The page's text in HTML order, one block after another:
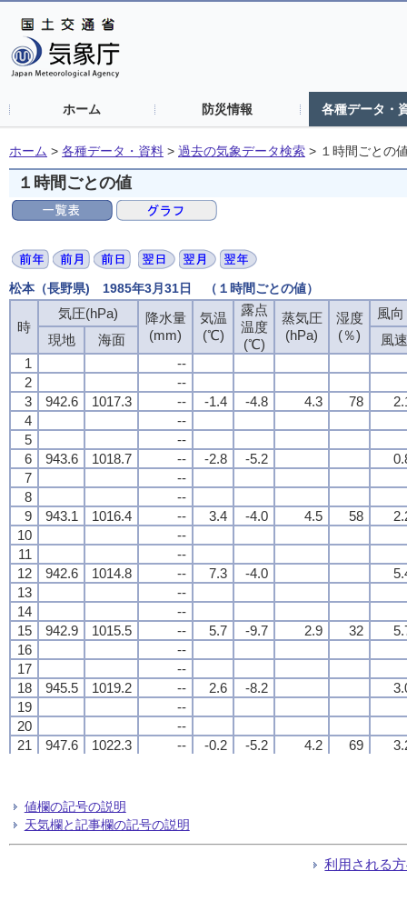
ホーム 防災情報 各種データ・
ホーム > 各種データ・資料 > 過去の気象データ検索 > １時間ごとの
１時間ごとの値
松本（長野県) 1985年3月31日 （１時間ごとの値）
時
気圧(hPa)
降水量
(mm)
気温
(℃)
露点
温度
(℃)
蒸気圧
(hPa)
湿度
(％)
風
現地
海面
風速
1
--
2
--
3
942.6 1017.3 -- -1.4 -4.8 4.3 78
4
--
5
--
6
943.6 1018.7 -- -2.8 -5.2
7
--
8
--
9
943.1 1016.4 -- 3.4 -4.0 4.5 58
10
--
11
--
12
942.6 1014.8 -- 7.3 -4.0
13
--
14
--
15
942.9 1015.5 -- 5.7 -9.7 2.9 32
16
--
17
--
18
945.5 1019.2 -- 2.6 -8.2
19
--
20
--
21
947.6 1022.3 -- -0.2 -5.2 4.2 69
24
949.0 1024.3
時
気圧(hPa)
降水量
(mm)
気温
(℃)
露点
温度
(℃)
蒸気圧
(hPa)
湿度
(％)
風
現地
海面
風速
1
--
2
--
3
942.6 1017.3 -- -1.4 -4.8 4.3 78
4
--
5
--
6
943.6 1018.7 -- -2.8 -5.2
7
--
8
--
9
943.1 1016.4 -- 3.4 -4.0 4.5 58
10
--
11
--
12
942.6 1014.8 -- 7.3 -4.0
13
--
14
--
15
942.9 1015.5 -- 5.7 -9.7 2.9 32
16
--
17
--
18
945.5 1019.2 -- 2.6 -8.2
19
--
20
--
21
947.6 1022.3 -- -0.2 -5.2 4.2 69
24
949.0 1024.3
時
気圧(hPa)
降水量
(mm)
気温
(℃)
露点
温度
(℃)
蒸気圧
(hPa)
湿度
(％)
風
現地
海面
風速
1
--
2
--
3
942.6 1017.3 -- -1.4 -4.8 4.3 78
4
--
5
--
6
943.6 1018.7 -- -2.8 -5.2
7
--
8
--
9
943.1 1016.4 -- 3.4 -4.0 4.5 58
10
--
11
--
12
942.6 1014.8 -- 7.3 -4.0
13
--
14
--
15
942.9 1015.5 -- 5.7 -9.7 2.9 32
16
--
17
--
18
945.5 1019.2 -- 2.6 -8.2
19
--
20
--
21
947.6 1022.3 -- -0.2 -5.2 4.2 69
24
949.0 1024.3
時
気圧(hPa)
降水量
(mm)
気温
(℃)
露点
温度
(℃)
蒸気圧
(hPa)
湿度
(％)
風
現地
海面
風速
1
--
2
--
3
942.6 1017.3 -- -1.4 -4.8 4.3 78
4
--
5
--
6
943.6 1018.7 -- -2.8 -5.2
7
--
8
--
9
943.1 1016.4 -- 3.4 -4.0 4.5 58
10
--
11
--
12
942.6 1014.8 -- 7.3 -4.0
13
--
14
--
15
942.9 1015.5 -- 5.7 -9.7 2.9 32
16
--
17
--
18
945.5 1019.2 -- 2.6 -8.2
19
--
20
--
21
947.6 1022.3 -- -0.2 -5.2 4.2 69
24
949.0 1024.3
値欄の記号の説明
天気欄と記事欄の記号の説明
利用される